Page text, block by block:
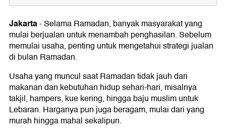
Strategi Jualan di Bulan Ramadan Agar
Cuan
1. Mengetahui Calon Pembeli
2. Menjual Produk yang Berbeda
3. Promosi
4. Stok Produk yang Cukup
5. Menawarkan Promo Khusus
6. Manfaatkan Platform Online
Jakarta-Selama Ramadan, banyak masyarakat yang
mulai berjualan untuk menambah penghasilan. Sebelum
memulai usaha, penting untuk mengetahui strategi jualan
di bulan Ramadan.
Usaha yang muncul saat Ramadan tidak jauh dari
makanan dan kebutuhan hidup sehari-hari, misalnya
takjil, hampers, kue kering, hingga baju muslim untuk
Lebaran. Harganya pun juga beragam, mulai dari yang
murah hingga mahal sekalipun.